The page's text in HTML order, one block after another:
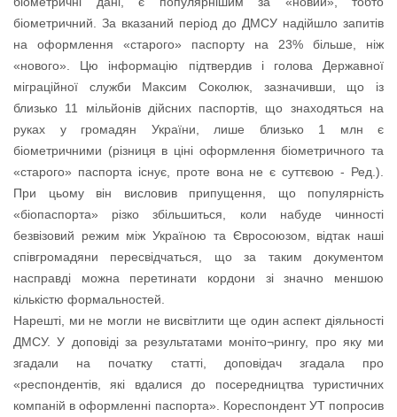
біометричний. За вказаний період до ДМСУ надійшло запитів
на оформлення «старого» паспорту на 23% більше, ніж
«нового». Цю інформацію підтвердив і голова Державної
міграційної служби Максим Соколюк, зазначивши, що із
близько 11 мільйонів дійсних паспортів, що знаходяться на
руках у громадян України, лише близько 1 млн є
біометричними (різниця в ціні оформлення біометричного та
«старого» паспорта існує, проте вона не є суттєвою - Ред.).
При цьому він висловив припущення, що популярність
«біопаспорта» різко збільшиться, коли набуде чинності
безвізовий режим між Україною та Євросоюзом, відтак наші
співгромадяни пересвідчаться, що за таким документом
насправді можна перетинати кордони зі значно меншою
кількістю формальностей.
Нарешті, ми не могли не висвітлити ще один аспект діяльності
ДМСУ. У доповіді за результатами моніто¬рингу, про яку ми
згадали на початку статті, доповідач згадала про
«респондентів, які вдалися до посередництва туристичних
компаній в оформленні паспорта». Кореспондент УТ попросив